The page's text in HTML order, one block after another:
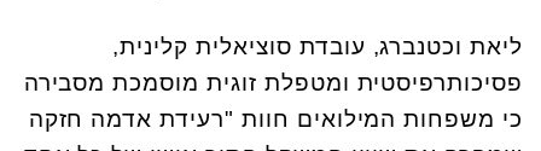
ליאת וכטנברג, עובדת סוציאלית קלינית,
פסיכותרפיסטית ומטפלת זוגית מוסמכת מסבירה
כי משפחות המילואים חוות "רעידת אדמה חזקה